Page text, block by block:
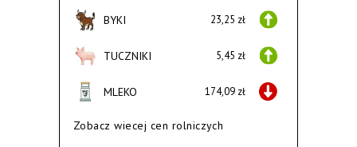
BYKI 23,25 zł
TUCZNIKI 5,45 zł
MLEKO 174,09 zł
Zobacz wiecej cen rolniczych